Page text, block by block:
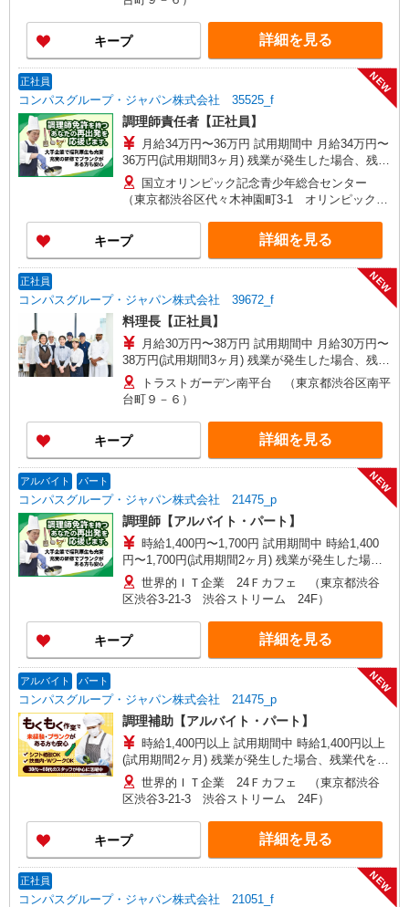
キープ 詳細を見る
正社員
コンパスグループ・ジャパン株式会社 35525_f
NEW
調理師責任者【正社員】
月給34万円〜36万円 試用期間中 月給34万円〜
36万円(試用期間3ヶ月) 残業が発生した場合、残業
代を1分単位で別途支給します。 ※給与は経験や
前職給与に応じて決定します。
国立オリンピック記念青少年総合センター
（東京都渋谷区代々木神園町3-1 オリンピック記
キープ 詳細を見る
正社員
コンパスグループ・ジャパン株式会社 39672_f
NEW
料理長【正社員】
月給30万円〜38万円 試用期間中 月給30万円〜
38万円(試用期間3ヶ月) 残業が発生した場合、残業
代を1分単位で別途支給します。 ▼理論年収（基
本給12ヵ月＋賞与） 4,200,000〜5,320,000円 ▼
想定年収（理論年収＋残業20H/月）
4,723,256〜5,982,791円 ※給与は経験や前職給与
に応じて決定します。
トラストガーデン南平台 （東京都渋谷区南平
台町９－６）
キープ 詳細を見る
アルバイト パート
コンパスグループ・ジャパン株式会社 21475_p
NEW
調理師【アルバイト・パート】
時給1,400円〜1,700円 試用期間中 時給1,400
円〜1,700円(試用期間2ヶ月) 残業が発生した場
合、残業代を1分単位で別途支給します。
世界的ＩＴ企業 24Ｆカフェ （東京都渋谷
区渋谷3-21-3 渋谷ストリーム 24F）
キープ 詳細を見る
アルバイト パート
コンパスグループ・ジャパン株式会社 21475_p
NEW
調理補助【アルバイト・パート】
時給1,400円以上 試用期間中 時給1,400円以上
(試用期間2ヶ月) 残業が発生した場合、残業代を1
分単位で別途支給します。
世界的ＩＴ企業 24Ｆカフェ （東京都渋谷
区渋谷3-21-3 渋谷ストリーム 24F）
キープ 詳細を見る
正社員
コンパスグループ・ジャパン株式会社 21051_f
NEW